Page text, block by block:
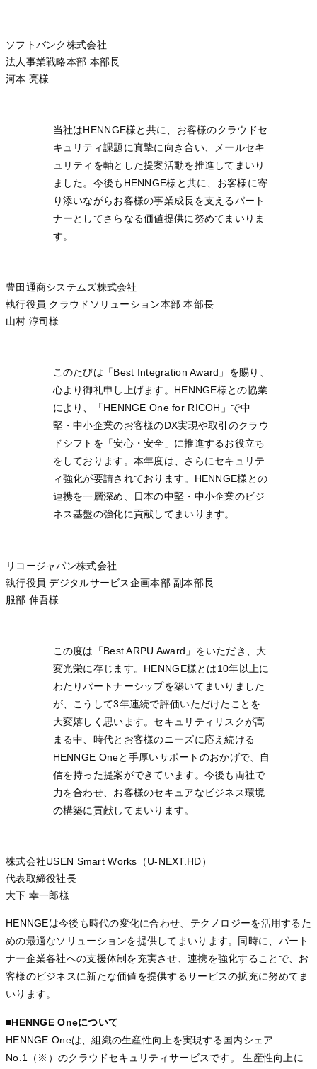
ソフトバンク株式会社
法人事業戦略本部 本部長
河本 亮様
当社はHENNGE様と共に、お客様のクラウドセ
キュリティ課題に真摯に向き合い、メールセキ
ュリティを軸とした提案活動を推進してまいり
ました。今後もHENNGE様と共に、お客様に寄
り添いながらお客様の事業成長を支えるパート
ナーとしてさらなる価値提供に努めてまいりま
す。
豊田通商システムズ株式会社
執行役員 クラウドソリューション本部 本部長
山村 淳司様
このたびは「Best Integration Award」を賜り、
心より御礼申し上げます。HENNGE様との協業
により、「HENNGE One for RICOH」で中
堅・中小企業のお客様のDX実現や取引のクラウ
ドシフトを「安心・安全」に推進するお役立ち
をしております。本年度は、さらにセキュリテ
ィ強化が要請されております。HENNGE様との
連携を一層深め、日本の中堅・中小企業のビジ
ネス基盤の強化に貢献してまいります。
リコージャパン株式会社
執行役員 デジタルサービス企画本部 副本部長
服部 伸吾様
この度は「Best ARPU Award」をいただき、大
変光栄に存じます。HENNGE様とは10年以上に
わたりパートナーシップを築いてまいりました
が、こうして3年連続で評価いただけたことを
大変嬉しく思います。セキュリティリスクが高
まる中、時代とお客様のニーズに応え続ける
HENNGE Oneと手厚いサポートのおかげで、自
信を持った提案ができています。今後も両社で
力を合わせ、お客様のセキュアなビジネス環境
の構築に貢献してまいります。
株式会社USEN Smart Works（U-NEXT.HD）
代表取締役社長
大下 幸一郎様
HENNGEは今後も時代の変化に合わせ、テクノロジーを活用するた
めの最適なソリューションを提供してまいります。同時に、パート
ナー企業各社への支援体制を充実させ、連携を強化することで、お
客様のビジネスに新たな価値を提供するサービスの拡充に努めてま
いります。
■HENNGE Oneについて
HENNGE Oneは、組織の生産性向上を実現する国内シェア
No.1（※）のクラウドセキュリティサービスです。 生産性向上に